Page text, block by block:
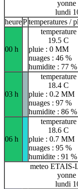
yonne
lundi
heurePtemperatures /
00 h
temperature
19.5 C
pluie : 0 MM
nuages : 46 %
humidite : 77 %
03 h
temperature
18.4 C
pluie : 0.2 MM
nuages : 97 %
humidite : 86 %
06 h
temperature
18.6 C
pluie : 0.7 MM
nuages : 95 %
humidite : 91 %
meteo
yonne
lundi